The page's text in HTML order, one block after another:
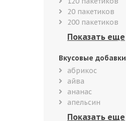
20 пакетиков
200 пакетиков
Вкусовые добавки
абрикос
айва
ананас
апельсин